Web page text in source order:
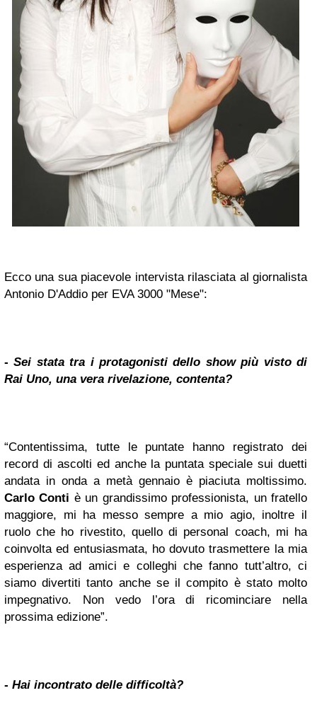
Ecco una sua piacevole intervista rilasciata al giornalista
Antonio D'Addio per EVA 3000 "Mese":
-Sei stata tra i protagonisti dello show più visto di
Rai Uno, una vera rivelazione, contenta?
“Contentissima, tutte le puntate hanno registrato dei
record di ascolti ed anche la puntata speciale sui duetti
andata in onda a metà gennaio è piaciuta moltissimo.
Carlo Conti è un grandissimo professionista, un fratello
maggiore, mi ha messo sempre a mio agio, inoltre il
ruolo che ho rivestito, quello di personal coach, mi ha
coinvolta ed entusiasmata, ho dovuto trasmettere la mia
esperienza ad amici e colleghi che fanno tutt’altro, ci
siamo divertiti tanto anche se il compito è stato molto
impegnativo. Non vedo l’ora di ricominciare nella
prossima edizione”.
- Hai incontrato delle difficoltà?